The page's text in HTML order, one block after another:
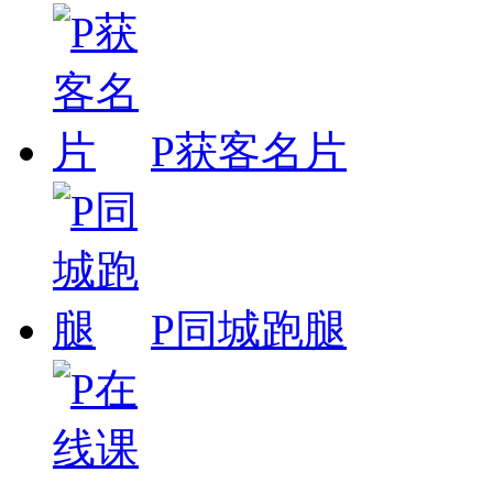
P获客名片
P同城跑腿